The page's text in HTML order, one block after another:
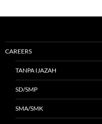
CAREERS
TANPA IJAZAH
SD/SMP
SMA/SMK